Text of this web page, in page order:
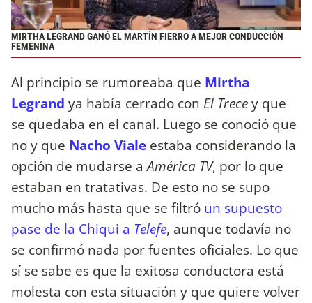
MIRTHA LEGRAND GANÓ EL MARTÍN FIERRO A MEJOR CONDUCCIÓN
FEMENINA
Al principio se rumoreaba que Mirtha
Legrand ya había cerrado con El Trecey que
se quedaba en el canal. Luego se conoció que
no y que Nacho Viale estaba considerando la
opción de mudarse aAmérica TV, por lo que
estaban en tratativas. De esto no se supo
mucho más hasta que se filtró un supuesto
pase de la Chiqui a Telefe, aunque todavía no
se confirmó nada por fuentes oficiales. Lo que
sí se sabe es que la exitosa conductora está
molesta con esta situación y que quiere volver